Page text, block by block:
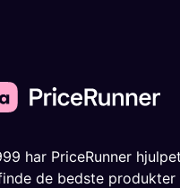
har PriceRunner
de bedste